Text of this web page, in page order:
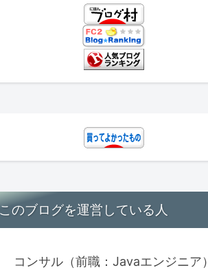
このブログを運営している人
コンサル（前職：Javaエンジニア）